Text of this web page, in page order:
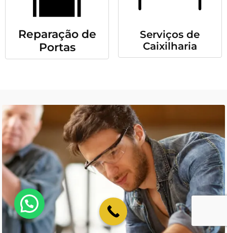
Reparação de
Portas
Serviços de
Caixilharia
💬 Como podemos ajudar?